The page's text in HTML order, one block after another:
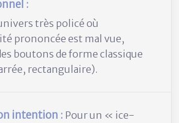
:
très policé où
prononcée est mal vue,
boutons de forme classique
rectangulaire).
intention : Pour un « ice-